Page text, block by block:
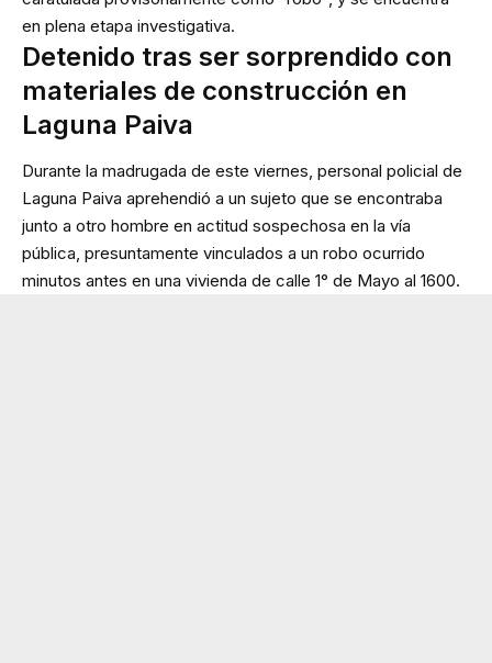
en plena etapa investigativa.
Detenido tras ser sorprendido con
materiales de construcción en
Laguna Paiva
Durante la madrugada de este viernes, personal policial de
Laguna Paiva aprehendió a un sujeto que se encontraba
junto a otro hombre en actitud sospechosa en la vía
pública, presuntamente vinculados a un robo ocurrido
minutos antes en una vivienda de calle 1° de Mayo al 1600.